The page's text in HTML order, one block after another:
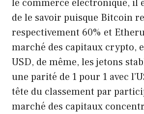
le commerce électronique, il
de le savoir puisque Bitcoin
respectivement 60% et
marché des capitaux crypto,
USD, de même, les jetons
une parité de 1 pour 1 avec
tête du classement par
marché des capitaux